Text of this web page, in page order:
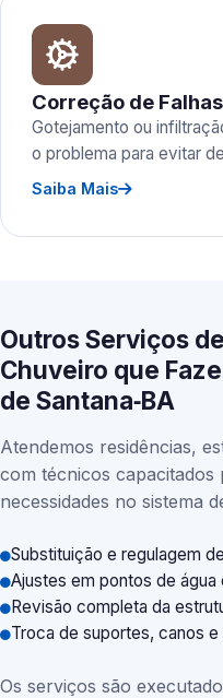
Correção de
Gotejamento ou
o problema para evitar
Saiba Mais
Outros Serviços
Chuveiro que
de Santana‑BA
Atendemos residências,
com técnicos
necessidades no sistema
Substituição e regulagem
Ajustes em pontos de
Revisão completa da
Troca de suportes, canos
Os serviços são